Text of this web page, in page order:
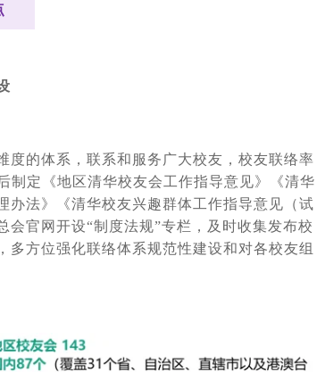
度的体系，联系和服务广大校友，校友联络率
制定《地区清华校友会工作指导意见》《清华
办法》《清华校友兴趣群体工作指导意见（试
官网开设“制度法规”专栏，及时收集发布校
方位强化联络体系规范性建设和对各校友组